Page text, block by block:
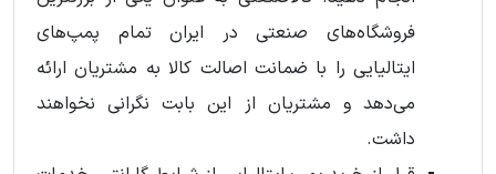
فروشگاه‌های صنعتی در ایران تمام پمپ‌های
ایتالیایی را با ضمانت اصالت کالا به مشتریان ارائه
می‌دهد و مشتریان از این بابت نگرانی نخواهند
داشت.